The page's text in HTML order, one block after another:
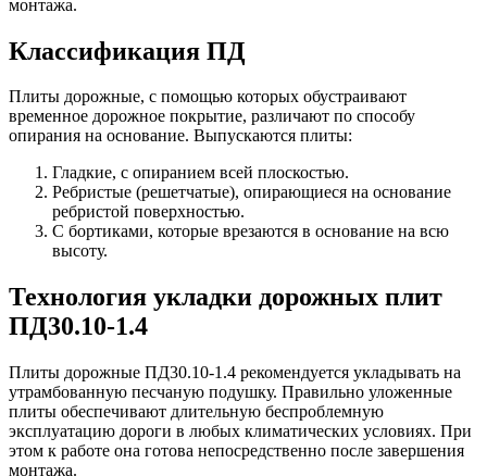
монтажа.
Классификация ПД
Плиты дорожные, с помощью которых обустраивают
временное дорожное покрытие, различают по способу
опирания на основание. Выпускаются плиты:
Гладкие, с опиранием всей плоскостью.
Ребристые (решетчатые), опирающиеся на основание
ребристой поверхностью.
С бортиками, которые врезаются в основание на всю
высоту.
Технология укладки дорожных плит
ПД30.10-1.4
Плиты дорожные ПД30.10-1.4 рекомендуется укладывать на
утрамбованную песчаную подушку. Правильно уложенные
плиты обеспечивают длительную беспроблемную
эксплуатацию дороги в любых климатических условиях. При
этом к работе она готова непосредственно после завершения
монтажа.